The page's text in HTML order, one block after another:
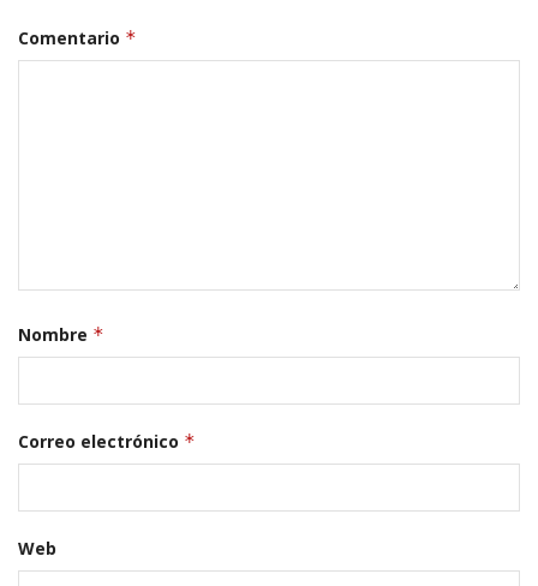
Comentario *
Nombre *
Correo electrónico *
Web